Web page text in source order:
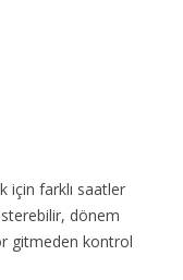
için farklı saatler
dönem
gitmeden kontrol